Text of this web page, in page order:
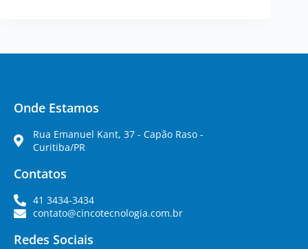
Onde Estamos
Rua Emanuel Kant, 37 - Capão Raso -
Curitiba/PR
Contatos
41 3434-3434
contato@cincotecnologia.com.br
Redes Sociais